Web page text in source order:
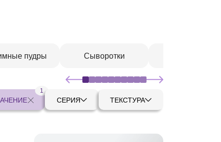
пудры Сыворотки
1
СЕРИЯ ТЕКСТУРА